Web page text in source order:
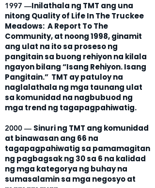
1997 —Inilathala ng TMT ang una
nitong Quality of Life In The Truckee
Meadows: A Report To The
Community, at noong 1998, ginamit
ang ulat na ito sa proseso ng
pangitain sa buong rehiyon na kilala
ngayon bilang “Isang Rehiyon. Isang
Pangitain.” TMT ay patuloy na
naglalathala ng mga taunang ulat
sa komunidad na nagbubuod ng
mga trend ng tagapagpahiwatig.
2000 — Sinuri ng TMT ang komunidad
at binawasan ang 66 na
tagapagpahiwatig sa pamamagitan
ng pagbagsak ng 30 sa 6 na kalidad
ng mga kategorya ng buhay na
sumasalamin sa mga negosyo at